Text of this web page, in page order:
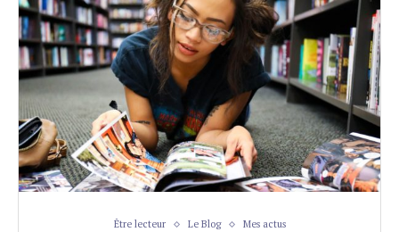
Être lecteur Le Blog Mes actus